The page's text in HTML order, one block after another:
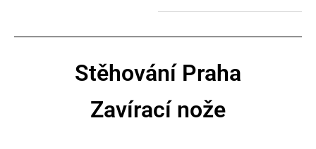
Stěhování Praha
Zavírací nože